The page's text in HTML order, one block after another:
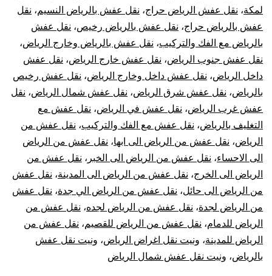
لمكة، نقل عفش الرياض حراج، نقل عفش بالرياض النسيم، نقل
عفش بالرياض حراج، نقل عفش بالرياض رخيص، نقل عفش
بالرياض مع الفك والتركيب، نقل عفش بالرياض وخارج الرياض،
نقل عفش جنوب الرياض، نقل عفش خارج الرياض، نقل عفش
داخل الرياض، نقل عفش داخل وخارج الرياض، نقل عفش رخيص
بالرياض، نقل عفش شرق الرياض، نقل عفش شمال الرياض، نقل
عفش غرب الرياض، نقل عفش في الرياض، نقل عفش مع
التغليف بالرياض، نقل عفش مع الفك والتركيب، نقل عفش من
الرياض، نقل عفش من الرياض الى ابها، نقل عفش من الرياض
الى الاحساء، نقل عفش من الرياض الى الخبر ، نقل عفش من
الرياض الى الخرج، نقل عفش من الرياض الى المدينة، نقل عفش
من الرياض الى حائل، نقل عفش من الرياض الي جدة، نقل عفش
من الرياض لجدة، نقل عفش من الرياض لجده، نقل عفش من
الرياض للدمام، نقل عفش من الرياض للقصيم، نقل عفش من
الرياض للمدينة، ونيت نقل اغراض الرياض، ونيت نقل عفش
بالرياض، ونيت نقل عفش شمال الرياض